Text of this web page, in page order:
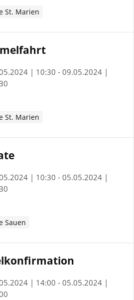
St. Marien
| 10:30 - 09.05.2024 |
St. Marien
| 10:30 - 05.05.2024 |
Sauen
| 14:00 - 05.05.2024 |